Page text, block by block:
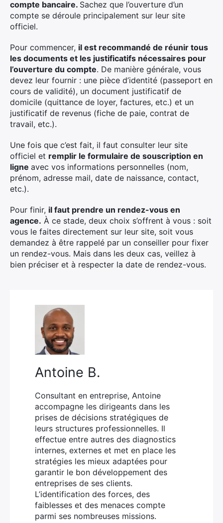
compte bancaire. Sachez que l’ouverture d’un
compte se déroule principalement sur leur site
officiel.
Pour commencer, il est recommandé de réunir tous
les documents et les justificatifs nécessaires pour
l’ouverture du compte. De manière générale, vous
devez leur fournir : une pièce d’identité (passeport en
cours de validité), un document justificatif de
domicile (quittance de loyer, factures, etc.) et un
justificatif de revenus (fiche de paie, contrat de
travail, etc.).
Une fois que c’est fait, il faut consulter leur site
officiel et remplir le formulaire de souscription en
ligne avec vos informations personnelles (nom,
prénom, adresse mail, date de naissance, contact,
etc.).
Pour finir, il faut prendre un rendez-vous en
agence. À ce stade, deux choix s’offrent à vous : soit
vous le faites directement sur leur site, soit vous
demandez à être rappelé par un conseiller pour fixer
un rendez-vous. Mais dans les deux cas, veillez à
bien préciser et à respecter la date de rendez-vous.
Antoine B.
Consultant en entreprise, Antoine
accompagne les dirigeants dans les
prises de décisions stratégiques de
leurs structures professionnelles. Il
effectue entre autres des diagnostics
internes, externes et met en place les
stratégies les mieux adaptées pour
garantir le bon développement des
entreprises de ses clients.
L’identification des forces, des
faiblesses et des menaces compte
parmi ses nombreuses missions.